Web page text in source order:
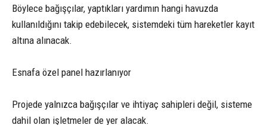
Böylece bağışçılar, yaptıkları yardımın hangi havuzda
kullanıldığını takip edebilecek, sistemdeki tüm hareketler kayıt
altına alınacak.
Esnafa özel panel hazırlanıyor
Projede yalnızca bağışçılar ve ihtiyaç sahipleri değil, sisteme
dahil olan işletmeler de yer alacak.